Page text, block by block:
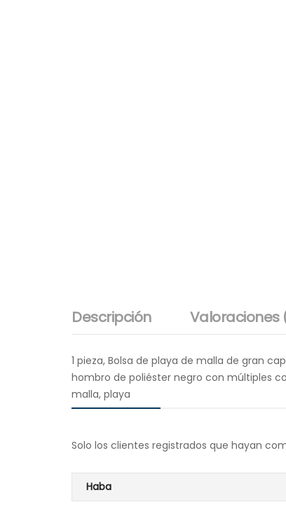
Descripción Valoraciones
1 pieza, Bolsa de playa de malla de gran
hombro de poliéster negro con múltiples
malla, playa
Solo los clientes registrados que hayan
Haba